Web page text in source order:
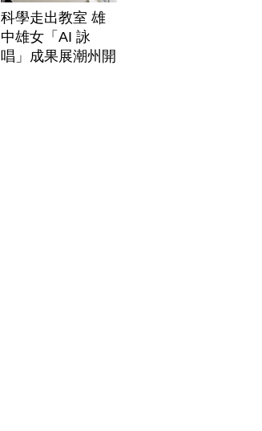
科學走出教室 雄
中雄女「AI 詠
唱」成果展潮州開